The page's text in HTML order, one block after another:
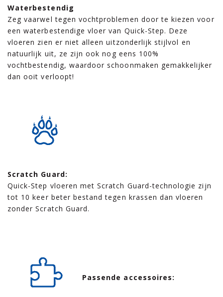
Waterbestendig
Zeg vaarwel tegen vochtproblemen door te kiezen voor
een waterbestendige vloer van Quick-Step. Deze
vloeren zien er niet alleen uitzonderlijk stijlvol en
natuurlijk uit, ze zijn ook nog eens 100%
vochtbestendig, waardoor schoonmaken gemakkelijker
dan ooit verloopt!
Scratch Guard:
Quick-Step vloeren met Scratch Guard-technologie zijn
tot 10 keer beter bestand tegen krassen dan vloeren
zonder Scratch Guard.
Passende accessoires: